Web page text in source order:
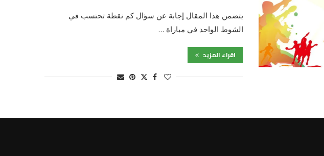
يتضمن هذا المقال إجابة عن سؤال كم نقطة تحتسب في
الشوط الواحد في مباراة …
اقراء المزيد